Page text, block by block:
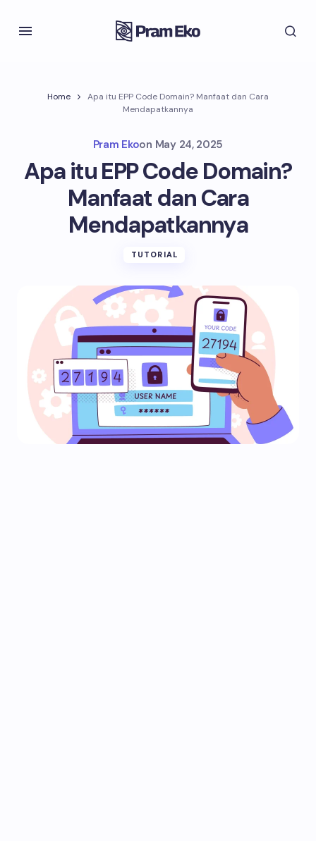
Home
Apa itu EPP Code Domain? Manfaat dan Cara
Mendapatkannya
Pram Ekoon May 24, 2025
Apa itu EPP Code Domain?
Manfaat dan Cara
Mendapatkannya
TUTORIAL